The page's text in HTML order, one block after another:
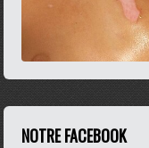
NOTRE FACEBOOK